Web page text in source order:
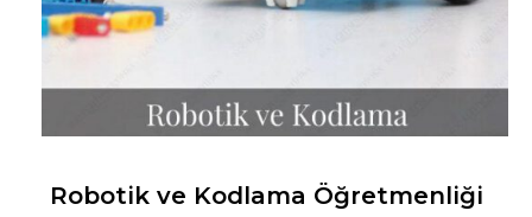
Robotik ve Kodlama Öğretmenliği